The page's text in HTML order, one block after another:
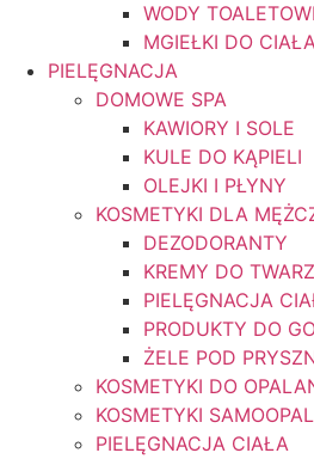
WODY
MGIEŁKI DO
PIELĘGNACJA
DOMOWE SPA
KAWIORY I SOLE
KULE DO KĄPIELI
OLEJKI I PŁYNY
KOSMETYKI DLA
DEZODORANTY
KREMY DO
PIELĘGNACJA
PRODUKTY DO
ŻELE POD
KOSMETYKI DO
KOSMETYKI
PIELĘGNACJA CIAŁA